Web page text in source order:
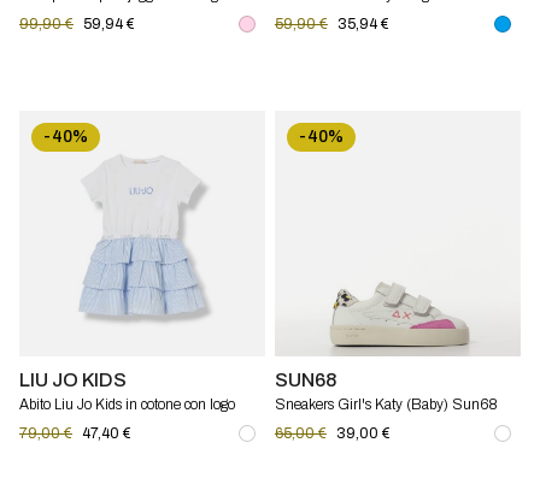
99,90 € 59,94 €
59,90 €
35,94 €
-40%
LIU JO KIDS
Abito Liu Jo Kids in cotone con logo
79,00 € 47,40 €
-40%
SUN68
Sneakers Girl's Katy (Baby) Sun68
65,00 €
39,00 €